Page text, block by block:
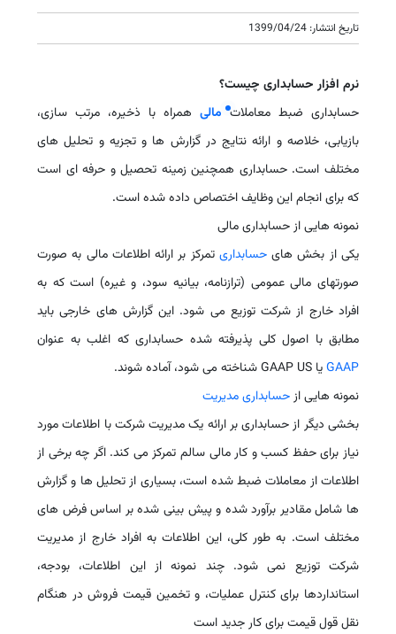
تاریخ انتشار: 1399/04/24
نرم افزار حسابداری چیست؟
حسابداری ضبط معاملات مالی همراه با ذخیره، مرتب سازی،
بازیابی، خلاصه و ارائه نتایج در گزارش ها و تجزیه و تحلیل های
مختلف است. حسابداری همچنین زمینه تحصیل و حرفه ای است
که برای انجام این وظایف اختصاص داده شده است.
نمونه هایی از حسابداری مالی
یکی از بخش هایحسابداریتمرکز بر ارائه اطلاعات مالی به صورت
صورتهای مالی عمومی (ترازنامه، بیانیه سود، و غیره) است که به
افراد خارج از شرکت توزیع می شود. این گزارش های خارجی باید
مطابق با اصول کلی پذیرفته شده حسابداری که اغلب به عنوان
GAAPیا GAAP US شناخته می شود، آماده شوند.
نمونه هایی ازحسابداری مدیریت
بخشی دیگر از حسابداری بر ارائه یک مدیریت شرکت با اطلاعات مورد
نیاز برای حفظ کسب و کار مالی سالم تمرکز می کند. اگر چه برخی از
اطلاعات از معاملات ضبط شده است، بسیاری از تحلیل ها و گزارش
ها شامل مقادیر برآورد شده و پیش بینی شده بر اساس فرض های
مختلف است. به طور کلی، این اطلاعات به افراد خارج از مدیریت
شرکت توزیع نمی شود. چند نمونه از این اطلاعات، بودجه،
استانداردها برای کنترل عملیات، و تخمین قیمت فروش در هنگام
نقل قول قیمت برای کار جدید است